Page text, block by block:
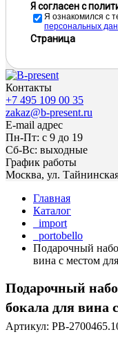
Я согласен с
Я ознакомился с
персональных
Страница
Контакты
+7 495 109 00 35
zakaz@b-present.ru
E-mail адрес
Пн-Пт: с 9 до 19
Сб-Вс: выходные
График работы
Москва, ул.
Главная
Каталог
_import
_portobello
Подарочный
вина с местом
Подарочный
бокала для вина
Артикул: PB-